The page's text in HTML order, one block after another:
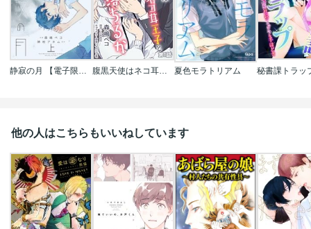
静寂の月 【電子限定特典付き】 腹黒天使はネコ耳王子と恋に落ちるか 単話版 夏色モラトリアム
他の人はこちらもいいねしています